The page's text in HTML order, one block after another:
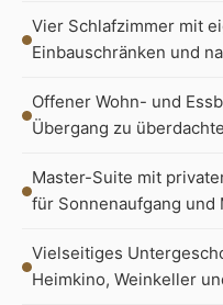
Vier Schlafzimmer mit
Einbauschränken und
Offener Wohn- und
Übergang zu
Master-Suite mit
für Sonnenaufgang und
Vielseitiges
Heimkino, Weinkeller